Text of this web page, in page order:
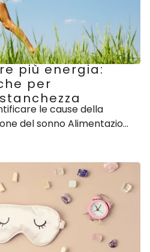
più energia:
per
le cause della
del sonno Alimentazio...